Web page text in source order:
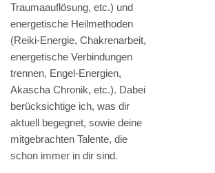
Traumaauflösung, etc.) und
energetische Heilmethoden
(Reiki-Energie, Chakrenarbeit,
energetische Verbindungen
trennen, Engel-Energien,
Akascha Chronik, etc.). Dabei
berücksichtige ich, was dir
aktuell begegnet, sowie deine
mitgebrachten Talente, die
schon immer in dir sind.